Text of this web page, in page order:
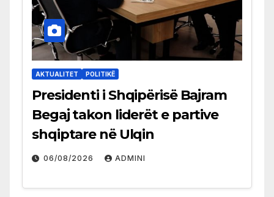
AKTUALITET POLITIKË
Presidenti i Shqipërisë Bajram
Begaj takon liderët e partive
shqiptare në Ulqin
06/08/2026 ADMINI